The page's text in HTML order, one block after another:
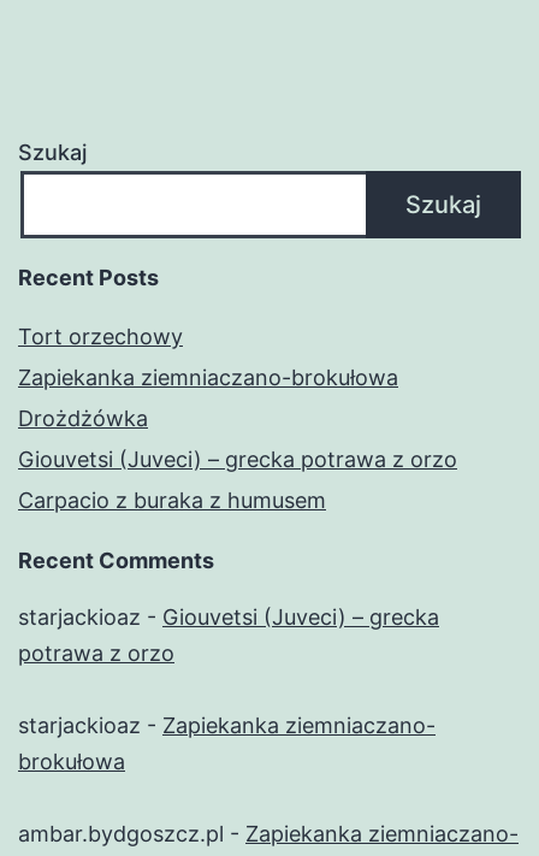
Szukaj
Szukaj
Recent Posts
Tort orzechowy
Zapiekanka ziemniaczano-brokułowa
Drożdżówka
Giouvetsi (Juveci) – grecka potrawa z orzo
Carpacio z buraka z humusem
Recent Comments
starjackioaz - Giouvetsi (Juveci) – grecka
potrawa z orzo
starjackioaz - Zapiekanka ziemniaczano-
brokułowa
ambar.bydgoszcz.pl - Zapiekanka ziemniaczano-